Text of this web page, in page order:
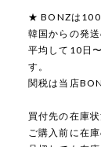
★ BONZは
韓国からの発送
平均して10日
す。
関税は当店
買付先の在庫
ご購入前に在